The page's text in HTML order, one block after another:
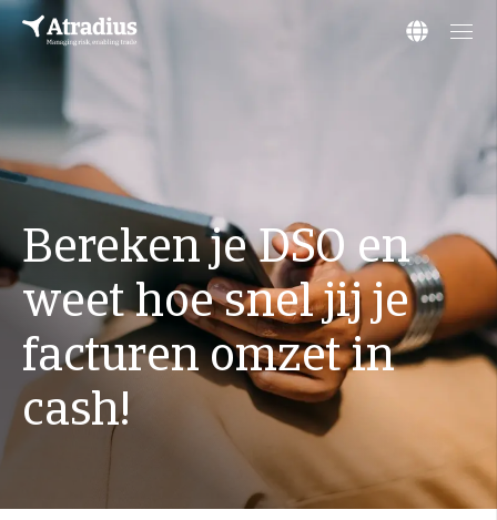
Bereken je DSO en
weet hoe snel jij je
facturen omzet in
cash!